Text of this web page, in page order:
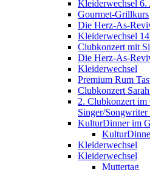
Kleiderwechsel 6.
Gourmet-Grillkurs
Die Herz-As-
Kleiderwechsel
Clubkonzert mit
Die Herz-As-
Kleiderwechsel
Premium Rum
Clubkonzert
2. Clubkonzert im
Singer/Songwriter
KulturDinner im
Kleiderwechsel
Kleiderwechsel
Muttertag